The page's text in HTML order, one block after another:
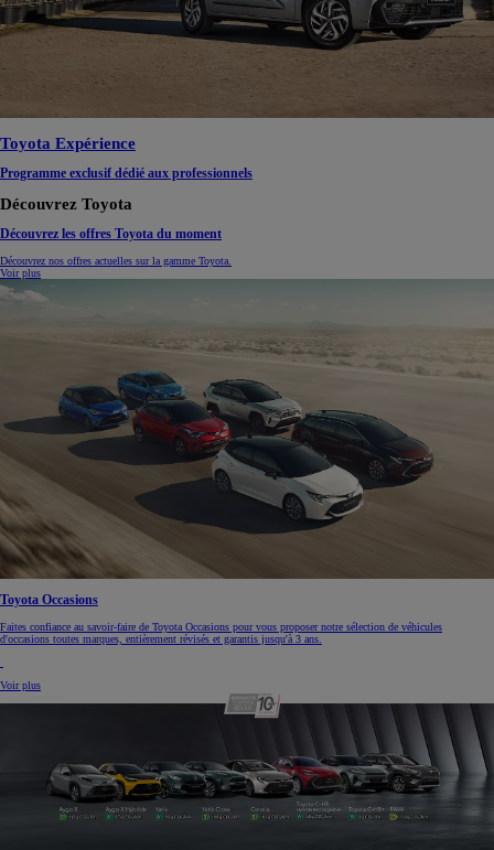
Toyota Expérience
Programme exclusif dédié aux professionnels
Découvrez Toyota
Découvrez les offres Toyota du moment
Découvrez nos offres actuelles sur la gamme Toyota.
Voir plus
Toyota Occasions
Faites confiance au savoir-faire de Toyota Occasions pour vous proposer notre sélection de véhicules
d'occasions toutes marques, entièrement révisés et garantis jusqu'à 3 ans.
Voir plus